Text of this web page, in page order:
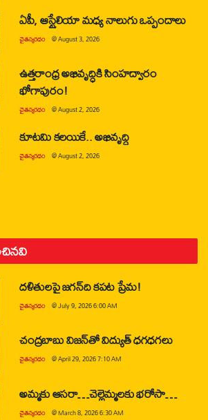
ఏపీ, ఆస్ట్రేలియా మధ్య నాలుగు ఒప్పందాలు
చైతన్యరధం @August 3, 2026
ఉత్తరాంధ్ర అభివృద్ధికి సింహద్వారం
భోగాపురం!
చైతన్యరధం @August 2, 2026
కూటమి కలయికే.. అభివృద్ధి
చైతన్యరధం @August 2, 2026
దళితులపై జగన్‌ది కపట ప్రేమ!
చైతన్యరధం @July 9, 2026 6:00 AM
చంద్రబాబు విజన్‌తో విద్యుత్ ధగధగలు
చైతన్యరధం @April 29, 2026 7:10 AM
అమ్మకు ఆసరా…చెల్లెమ్మలకు భరోసా…
చైతన్యరధం @March 8, 2026 6:30 AM